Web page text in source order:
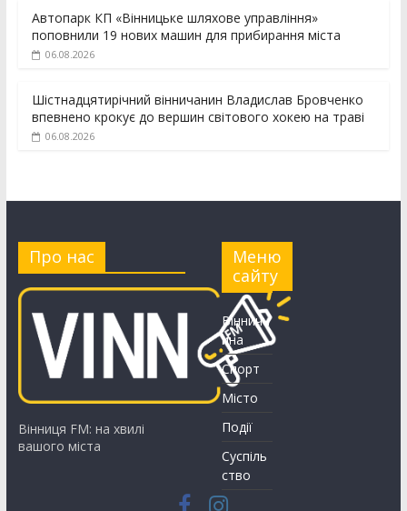
Автопарк КП «Вінницьке шляхове управління»
поповнили 19 нових машин для прибирання міста
06.08.2026
Шістнадцятирічний вінничанин Владислав Бровченко
впевнено крокує до вершин світового хокею на траві
06.08.2026
Про нас
Вінниця FM: на хвилі
вашого міста
Меню
сайту
Вінничч
ина
Спорт
Місто
Події
Суспіль
ство